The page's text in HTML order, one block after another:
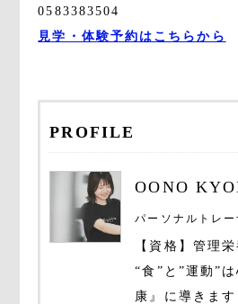
0583383504
見学・体験予約はこちらから
PROFILE
OONO
パーソナルトレ
【資格】管理
“食”と”運動”
康』に導きます